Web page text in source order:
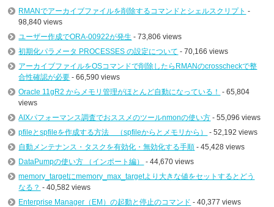
RMANでアーカイブファイルを削除するコマンドとシェルスクリプト -
98,840 views
ユーザー作成でORA-00922が発生 - 73,806 views
初期化パラメータ PROCESSES の設定について - 70,166 views
アーカイブファイルをOSコマンドで削除したらRMANのcrosscheckで整
合性確認が必要 - 66,590 views
Oracle 11gR2 からメモリ管理がほとんど自動になっている！ - 65,804
views
AIXパフォーマンス調査でおススメのツールnmonの使い方 - 55,096 views
pfileとspfileを作成する方法 （spfileからとメモリから）
- 52,192 views
自動メンテナンス・タスクを有効化・無効化する手順 - 45,428 views
DataPumpの使い方 （インポート編）
- 44,670 views
memory_targetにmemory_max_targetより大きな値をセットするとどう
なる？ - 40,582 views
Enterprise Manager（EM）の起動と停止のコマンド - 40,377 views